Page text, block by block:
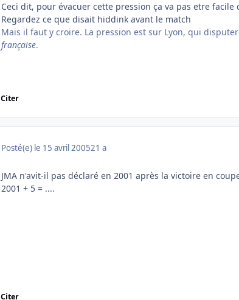
Ceci dit, pour évacuer cette pression ça va pas etre
Regardez ce que disait hiddink avant le match
Mais il faut y croire. La pression est sur Lyon, qui
française.
Citer
Posté(e) le 15 avril 200521 a
JMA n'avit-il pas déclaré en 2001 après la victoire en
2001 + 5 = ....
Citer